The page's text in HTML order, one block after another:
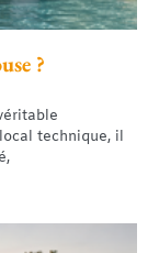
?
technique, il